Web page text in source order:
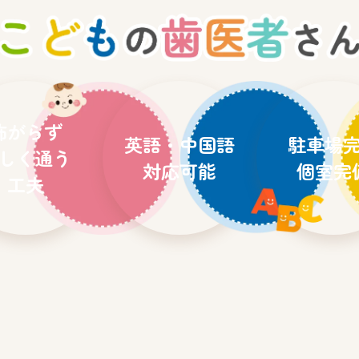
がらず
く通う
工夫
英語・中国語
対応可能
駐車場
個室完